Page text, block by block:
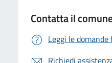
Contatta il
Leggi le
Richiedi